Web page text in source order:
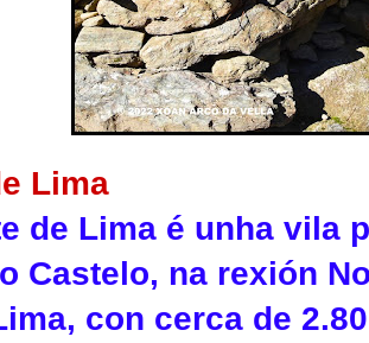
Lima
Lima é unha vila
Castelo, na rexión
con cerca de